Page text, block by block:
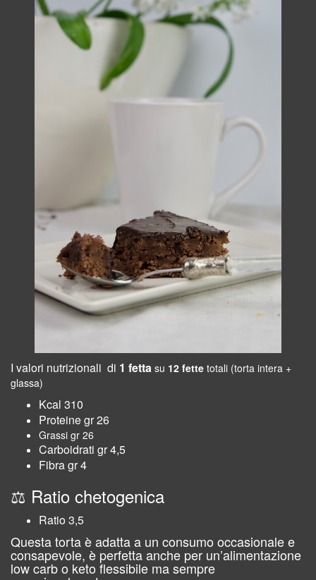
I valori nutrizionali di 1 fetta su 12 fette totali (torta intera +
glassa)
Kcal 310
Proteine gr 26
Grassi gr 26
Carboidrati gr 4,5
Fibra gr 4
⚖️ Ratio chetogenica
Ratio 3,5
Questa torta è adatta a un consumo occasionale e
consapevole, è perfetta anche per un’alimentazione
low carb o keto flessibile ma sempre